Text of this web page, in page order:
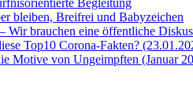
Begleitung
bleiben, Breifrei und Babyzeichen
Wir brauchen eine öffentliche
Top10 Corona-Fakten?
Motive von Ungeimpften (Januar